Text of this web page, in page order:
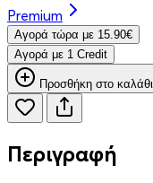
Premium
Aγορά τώρα με 15.90€
Aγορά με 1 Credit
Προσθήκη στο καλάθι
Περιγραφή